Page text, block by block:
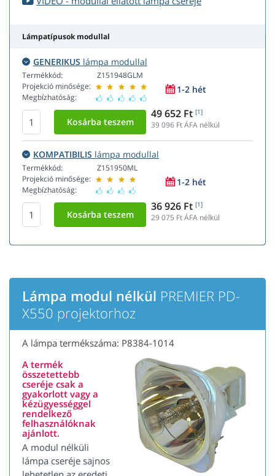
Lámpatípusok modullal
GENERIKUS lámpa modullal
Termékkód:
Projekció minősége:
Megbízhatóság:
Z151948GLM
1-2 hét
49 652 Ft [1]
39 096 Ft ÁFA nélkül
KOMPATIBILIS lámpa modullal
Termékkód:
Projekció minősége:
Megbízhatóság:
Z151950ML
1-2 hét
36 926 Ft [1]
29 075 Ft ÁFA nélkül
Lámpa modul nélkül PREMIER PD-
X550 projektorhoz
A lámpa termékszáma: P8384-1014
A termék
összetettebb
cseréje csak a
gyakorlott vagy a
kézügyességgel
rendelkező
felhasználóknak
ajánlott.
A modul nélküli
lámpa cseréje sajnos